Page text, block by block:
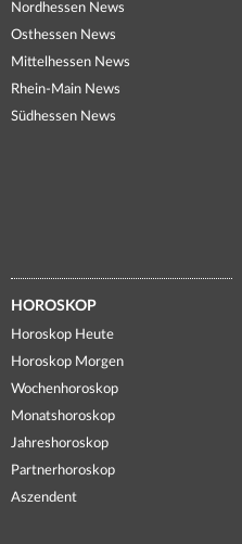
Nordhessen News
Osthessen News
Mittelhessen News
Rhein-Main News
Südhessen News
HOROSKOP
Horoskop Heute
Horoskop Morgen
Wochenhoroskop
Monatshoroskop
Jahreshoroskop
Partnerhoroskop
Aszendent